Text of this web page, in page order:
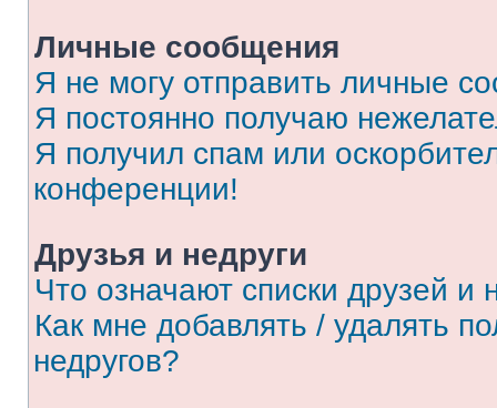
Личные сообщения
Я не могу отправить личные
Я постоянно получаю
Я получил спам или
конференции!
Друзья и недруги
Что означают списки друзей и
Как мне добавлять / удалять
недругов?